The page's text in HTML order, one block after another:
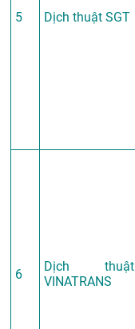
5 Dịch thuật SGT
6
Dịch thuật
VINATRANS